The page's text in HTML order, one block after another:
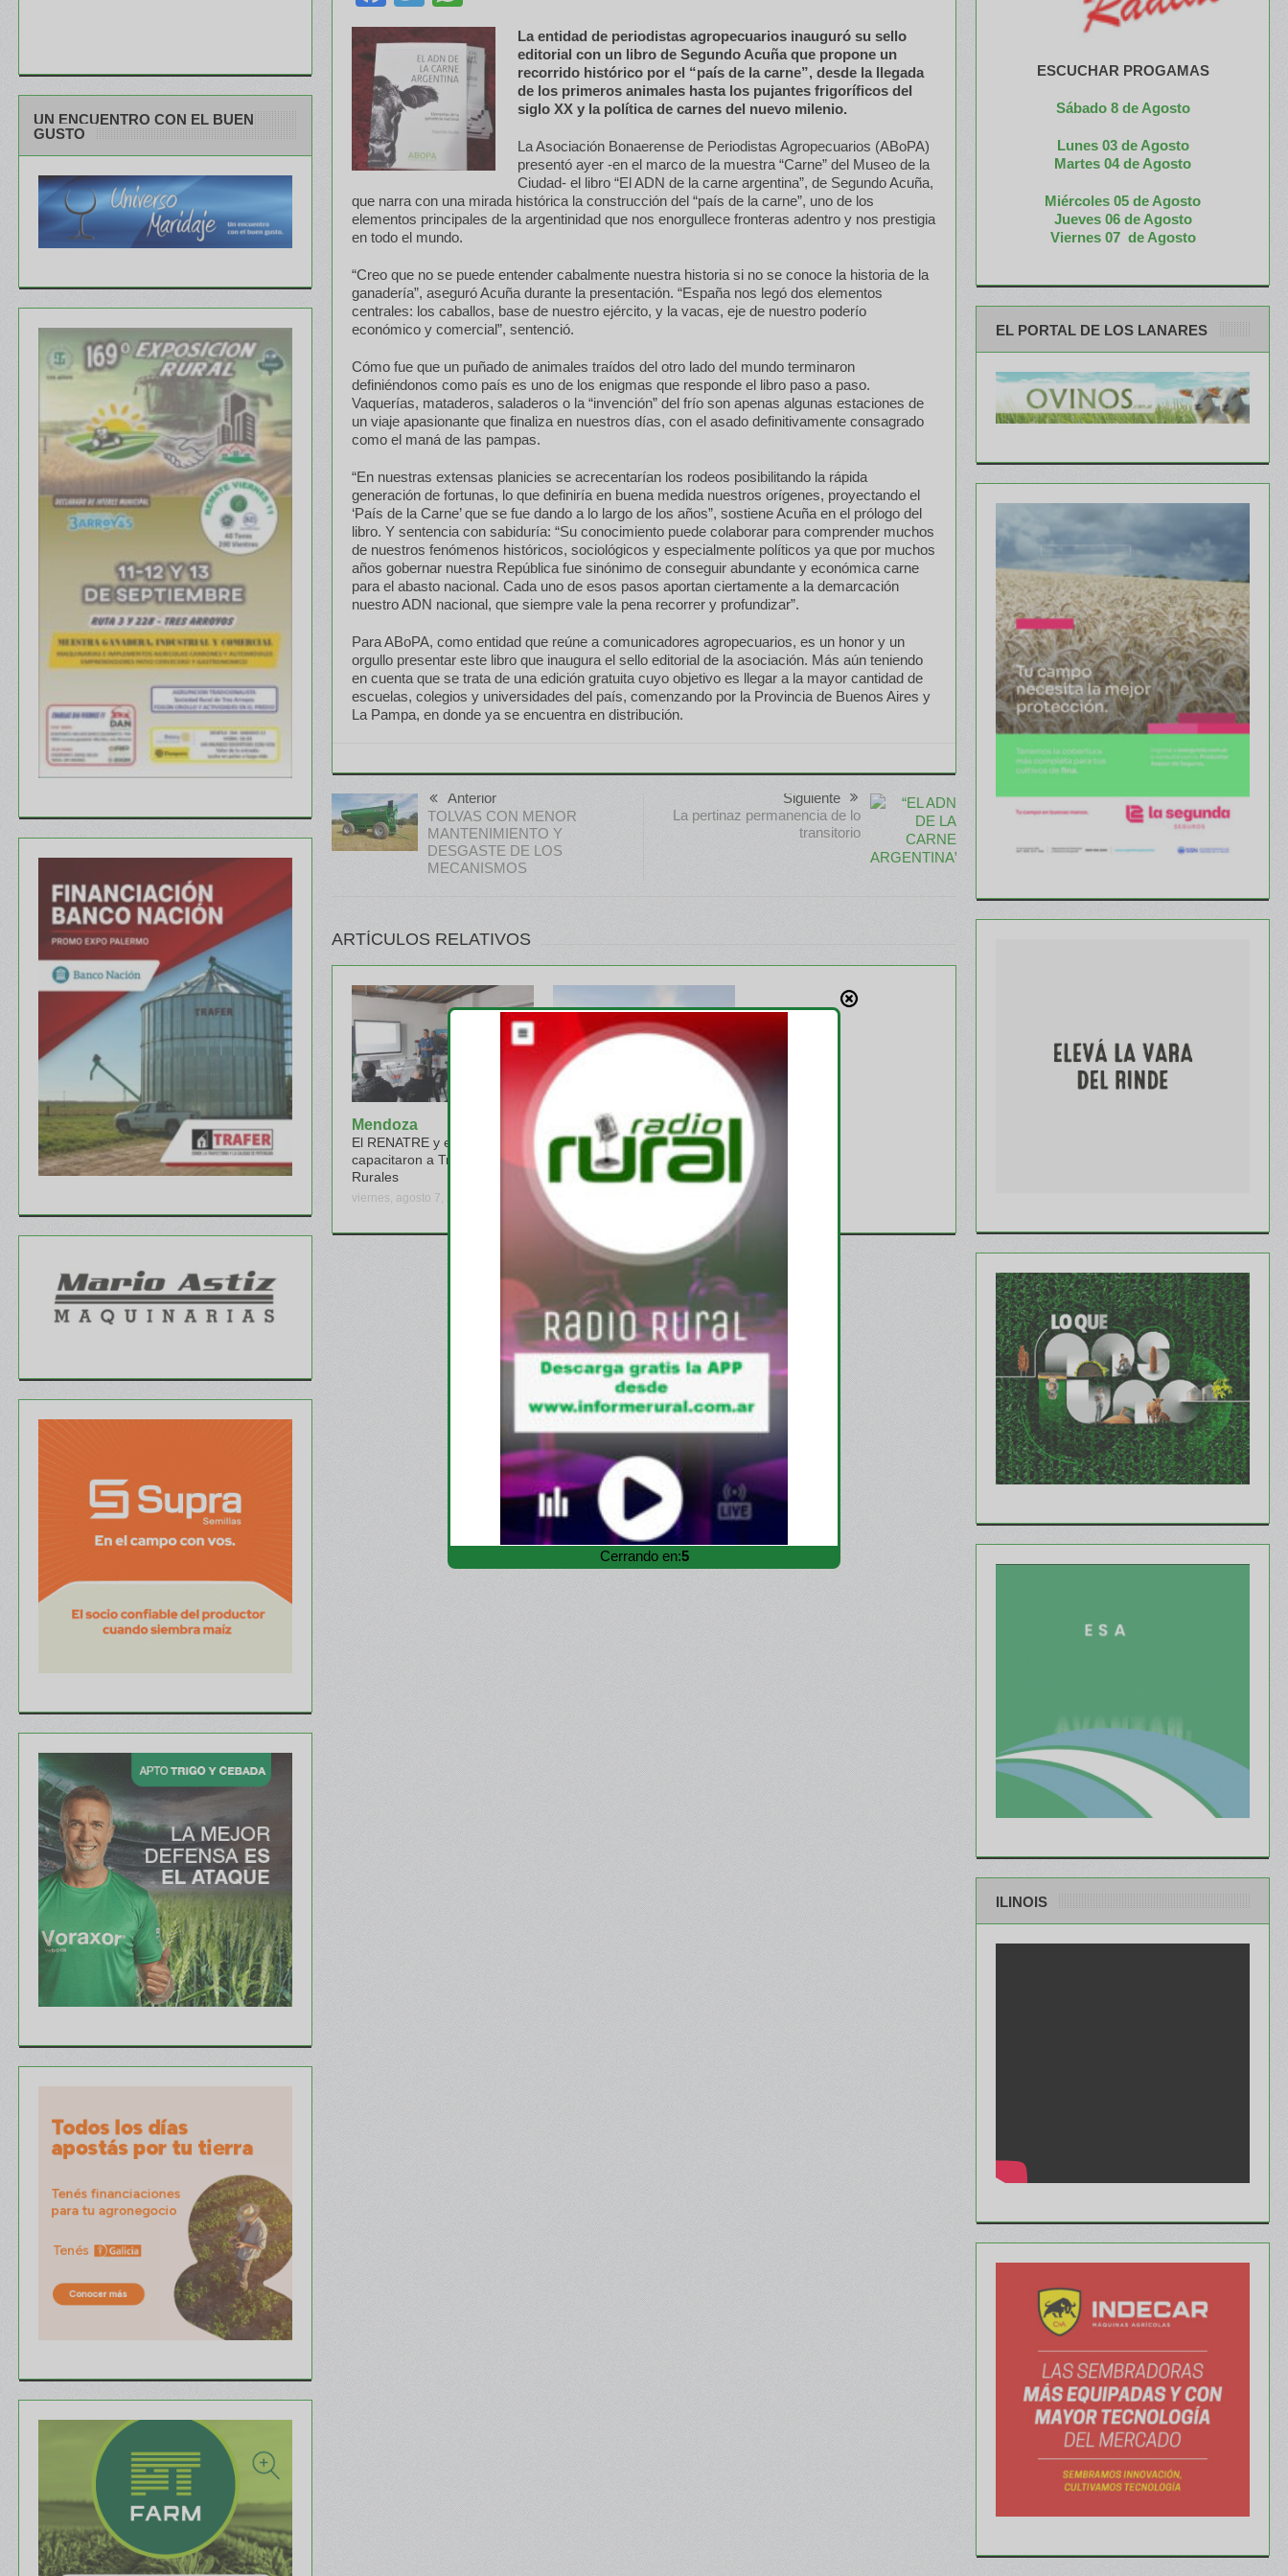
La entidad de periodistas agropecuarios inauguró su sello
editorial con un libro de Segundo Acuña que propone un
recorrido histórico por el “país de la carne”, desde la llegada
de los primeros animales hasta los pujantes frigoríficos del
siglo XX y la política de carnes del nuevo milenio.
La Asociación Bonaerense de Periodistas Agropecuarios (ABoPA)
presentó ayer -en el marco de la muestra “Carne” del Museo de la
Ciudad- el libro “El ADN de la carne argentina”, de Segundo Acuña,
que narra con una mirada histórica la construcción del “país de la carne”, uno de los
elementos principales de la argentinidad que nos enorgullece fronteras adentro y nos prestigia
en todo el mundo.
“Creo que no se puede entender cabalmente nuestra historia si no se conoce la historia de la
ganadería”, aseguró Acuña durante la presentación. “España nos legó dos elementos
centrales: los caballos, base de nuestro ejército, y la vacas, eje de nuestro poderío
económico y comercial”, sentenció.
Cómo fue que un puñado de animales traídos del otro lado del mundo terminaron
definiéndonos como país es uno de los enigmas que responde el libro paso a paso.
Vaquerías, mataderos, saladeros o la “invención” del frío son apenas algunas estaciones de
un viaje apasionante que finaliza en nuestros días, con el asado definitivamente consagrado
como el maná de las pampas.
“En nuestras extensas planicies se acrecentarían los rodeos posibilitando la rápida
generación de fortunas, lo que definiría en buena medida nuestros orígenes, proyectando el
‘País de la Carne’ que se fue dando a lo largo de los años”, sostiene Acuña en el prólogo del
libro. Y sentencia con sabiduría: “Su conocimiento puede colaborar para comprender muchos
de nuestros fenómenos históricos, sociológicos y especialmente políticos ya que por muchos
años gobernar nuestra República fue sinónimo de conseguir abundante y económica carne
para el abasto nacional. Cada uno de esos pasos aportan ciertamente a la demarcación
nuestro ADN nacional, que siempre vale la pena recorrer y profundizar”.
Para ABoPA, como entidad que reúne a comunicadores agropecuarios, es un honor y un
orgullo presentar este libro que inaugura el sello editorial de la asociación. Más aún teniendo
en cuenta que se trata de una edición gratuita cuyo objetivo es llegar a la mayor cantidad de
escuelas, colegios y universidades del país, comenzando por la Provincia de Buenos Aires y
La Pampa, en donde ya se encuentra en distribución.
Anterior
TOLVAS CON MENOR
MANTENIMIENTO Y
DESGASTE DE LOS
MECANISMOS
Siguiente
La pertinaz permanencia de lo
transitorio
ARTÍCULOS RELATIVOS
Mendoza
El RENATRE y el INTA
capacitaron a Trabajadores
Rurales
viernes, agosto 7, 2026
GREMIALES
Se renovaron las autoridades
en CARBAP, Pablo Ginestet
es el nuevo presidente
UN ENCUENTRO CON EL BUEN
GUSTO
ESCUCHAR PROGAMAS
Sábado 8 de Agosto
Lunes 03 de Agosto
Martes 04 de Agosto
Miércoles 05 de Agosto
Jueves 06 de Agosto
Viernes 07 de Agosto
EL PORTAL DE LOS LANARES
ILINOIS
Cerrando en:3